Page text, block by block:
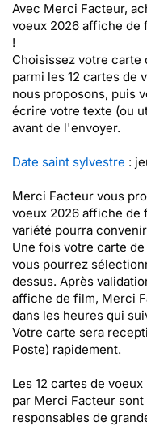
Avec Merci Facteur,
voeux 2026 affiche de
!
Choisissez votre carte
parmi les 12 cartes de
nous proposons, puis
écrire votre texte (ou
avant de l'envoyer.
Date saint sylvestre :
Merci Facteur vous
voeux 2026 affiche de
variété pourra
Une fois votre carte
vous pourrez
dessus. Après
affiche de film, Merci
dans les heures qui
Votre carte sera
Poste) rapidement.
Les 12 cartes de
par Merci Facteur
responsables de